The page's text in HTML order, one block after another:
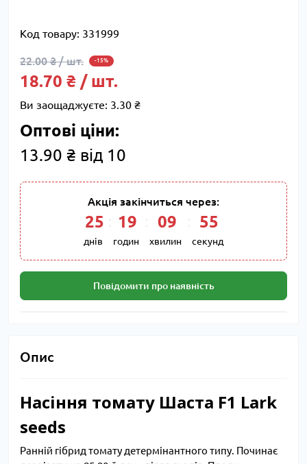
Код товару: 331999
22.00 ₴ / шт. -15%
18.70 ₴ / шт.
Ви заощаджуєте: 3.30 ₴
Оптові ціни:
13.90 ₴ від 10
Акція закінчиться через:
25
днів
19
годин
09
хвилин
54
секунд
Повідомити про наявність
Опис
Насіння томату Шаста F1 Lark
seeds
Ранній гібрид томату детермінантного типу. Починає